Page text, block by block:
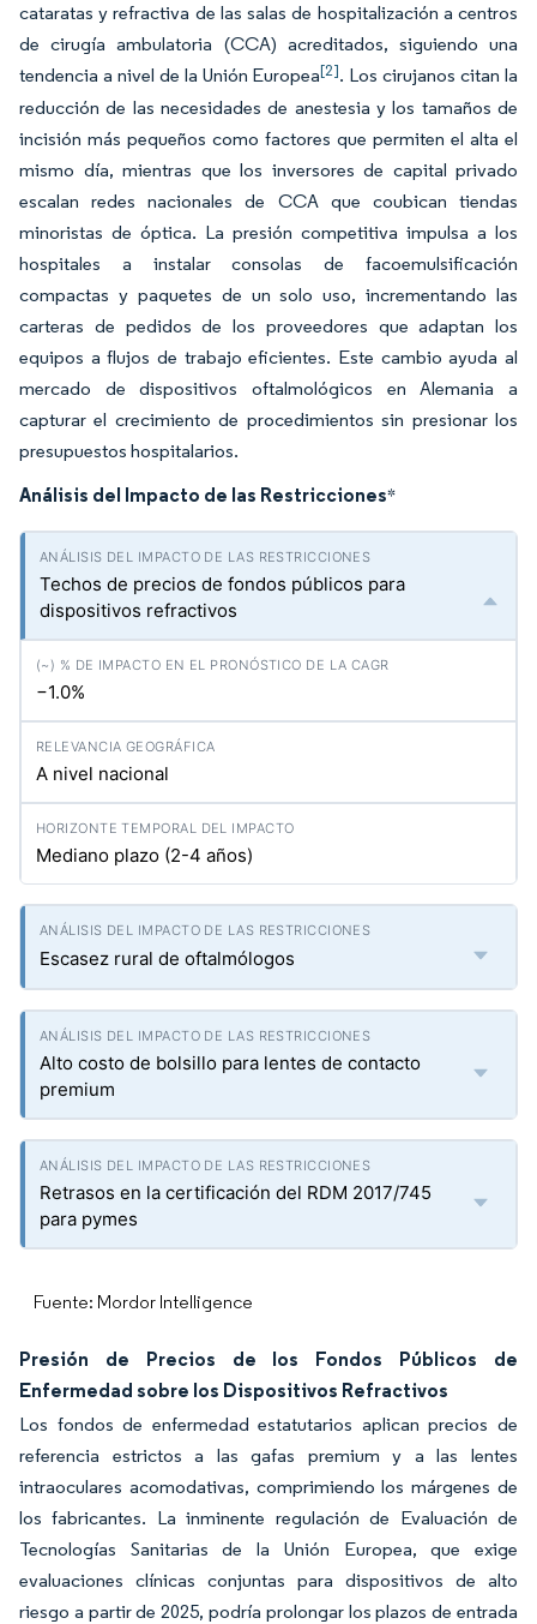
cataratas y refractiva de las salas de hospitalización a centros
de cirugía ambulatoria (CCA) acreditados, siguiendo una
tendencia a nivel de la Unión Europea[2]. Los cirujanos citan la
reducción de las necesidades de anestesia y los tamaños de
incisión más pequeños como factores que permiten el alta el
mismo día, mientras que los inversores de capital privado
escalan redes nacionales de CCA que coubican tiendas
minoristas de óptica. La presión competitiva impulsa a los
hospitales a instalar consolas de facoemulsificación
compactas y paquetes de un solo uso, incrementando las
carteras de pedidos de los proveedores que adaptan los
equipos a flujos de trabajo eficientes. Este cambio ayuda al
mercado de dispositivos oftalmológicos en Alemania a
capturar el crecimiento de procedimientos sin presionar los
presupuestos hospitalarios.
Análisis del Impacto de las Restricciones*
Techos de precios de fondos públicos para
dispositivos refractivos
−1.0%
A nivel nacional
Mediano plazo (2-4 años)
Escasez rural de oftalmólogos
Alto costo de bolsillo para lentes de contacto
premium
Retrasos en la certificación del RDM 2017/745
para pymes
Fuente: Mordor Intelligence
Presión de Precios de los Fondos Públicos de
Enfermedad sobre los Dispositivos Refractivos
Los fondos de enfermedad estatutarios aplican precios de
referencia estrictos a las gafas premium y a las lentes
intraoculares acomodativas, comprimiendo los márgenes de
los fabricantes. La inminente regulación de Evaluación de
Tecnologías Sanitarias de la Unión Europea, que exige
evaluaciones clínicas conjuntas para dispositivos de alto
riesgo a partir de 2025, podría prolongar los plazos de entrada